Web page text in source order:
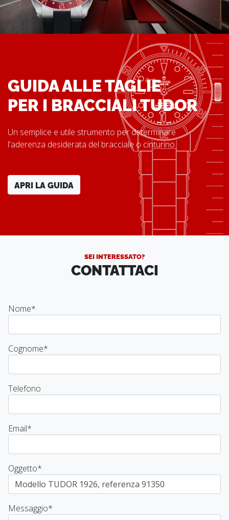
GUIDA ALLE TAGLIE
PER I BRACCIALI TUDOR
Un semplice e utile strumento per determinare
l'aderenza desiderata del bracciale o cinturino.
APRI LA GUIDA
SEI INTERESSATO?
CONTATTACI
Nome*
Cognome*
Telefono
Email*
Oggetto*
Messaggio*